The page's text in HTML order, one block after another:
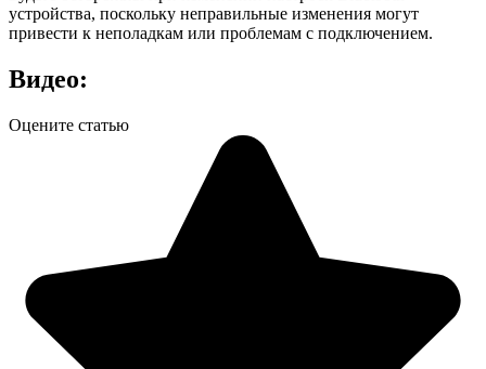
устройства, поскольку неправильные изменения могут
привести к неполадкам или проблемам с подключением.
Видео:
Оцените статью